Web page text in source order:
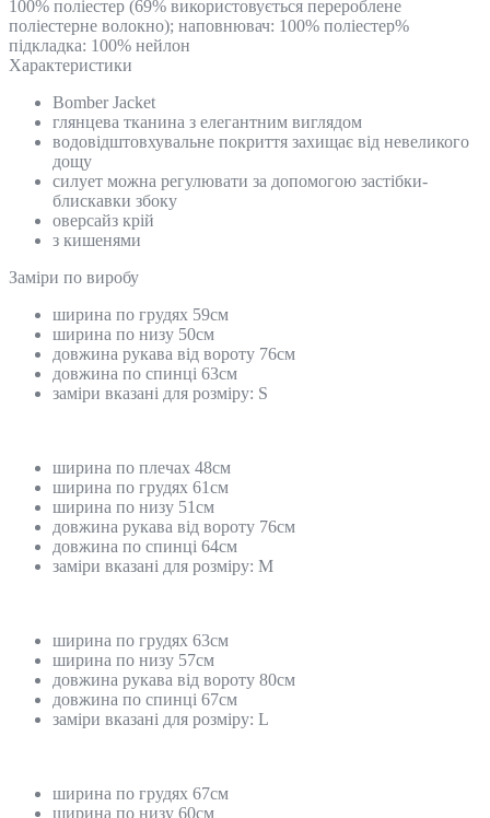
100% поліестер (69% використовується перероблене
поліестерне волокно); наповнювач: 100% поліестер%
підкладка: 100% нейлон
Характеристики
Bomber Jacket
глянцева тканина з елегантним виглядом
водовідштовхувальне покриття захищає від невеликого
дощу
силует можна регулювати за допомогою застібки-
блискавки збоку
оверсайз крій
з кишенями
Замiри по виробу
ширина по грудях 59см
ширина по низу 50см
довжина рукава від вороту 76см
довжина по спинці 63см
заміри вказані для розміру: S
ширина по плечах 48см
ширина по грудях 61см
ширина по низу 51см
довжина рукава від вороту 76см
довжина по спинці 64см
заміри вказані для розміру: M
ширина по грудях 63см
ширина по низу 57см
довжина рукава від вороту 80см
довжина по спинці 67см
заміри вказані для розміру: L
ширина по грудях 67см
ширина по низу 60см